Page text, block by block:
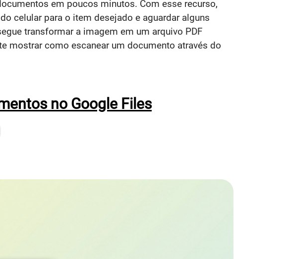
em poucos minutos. Com esse recurso,
celular para o item desejado e aguardar alguns
transformar a imagem em um arquivo PDF
mostrar como escanear um documento através do
no Google Files